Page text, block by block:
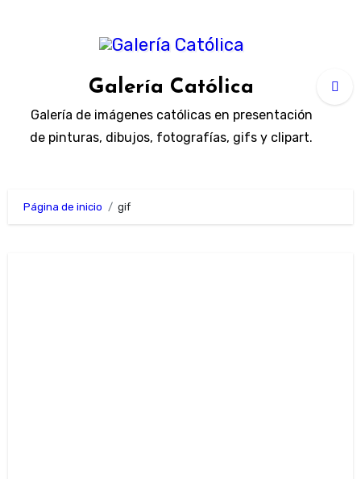
Galería Católica
Galería de imágenes católicas en presentación
de pinturas, dibujos, fotografías, gifs y clipart.
Página de inicio gif